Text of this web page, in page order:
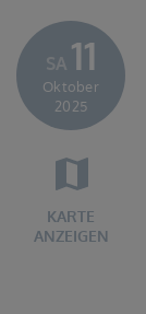
SA 11
Oktober
2025
KARTE
ANZEIGEN